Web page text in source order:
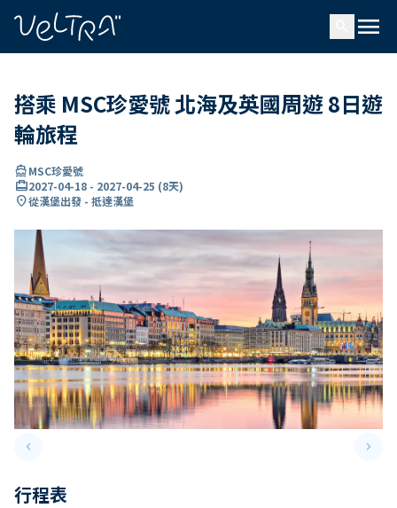
menu
搭乘 MSC珍愛號 北海及英國周遊 8日遊
輪旅程
directions_boatMSC珍愛號
card_travel2027-04-18 - 2027-04-25 (8天)
location_on從漢堡出發 - 抵達漢堡
keyboard_arrow_leftPrevious slide keyboard_arrow_right
行程表